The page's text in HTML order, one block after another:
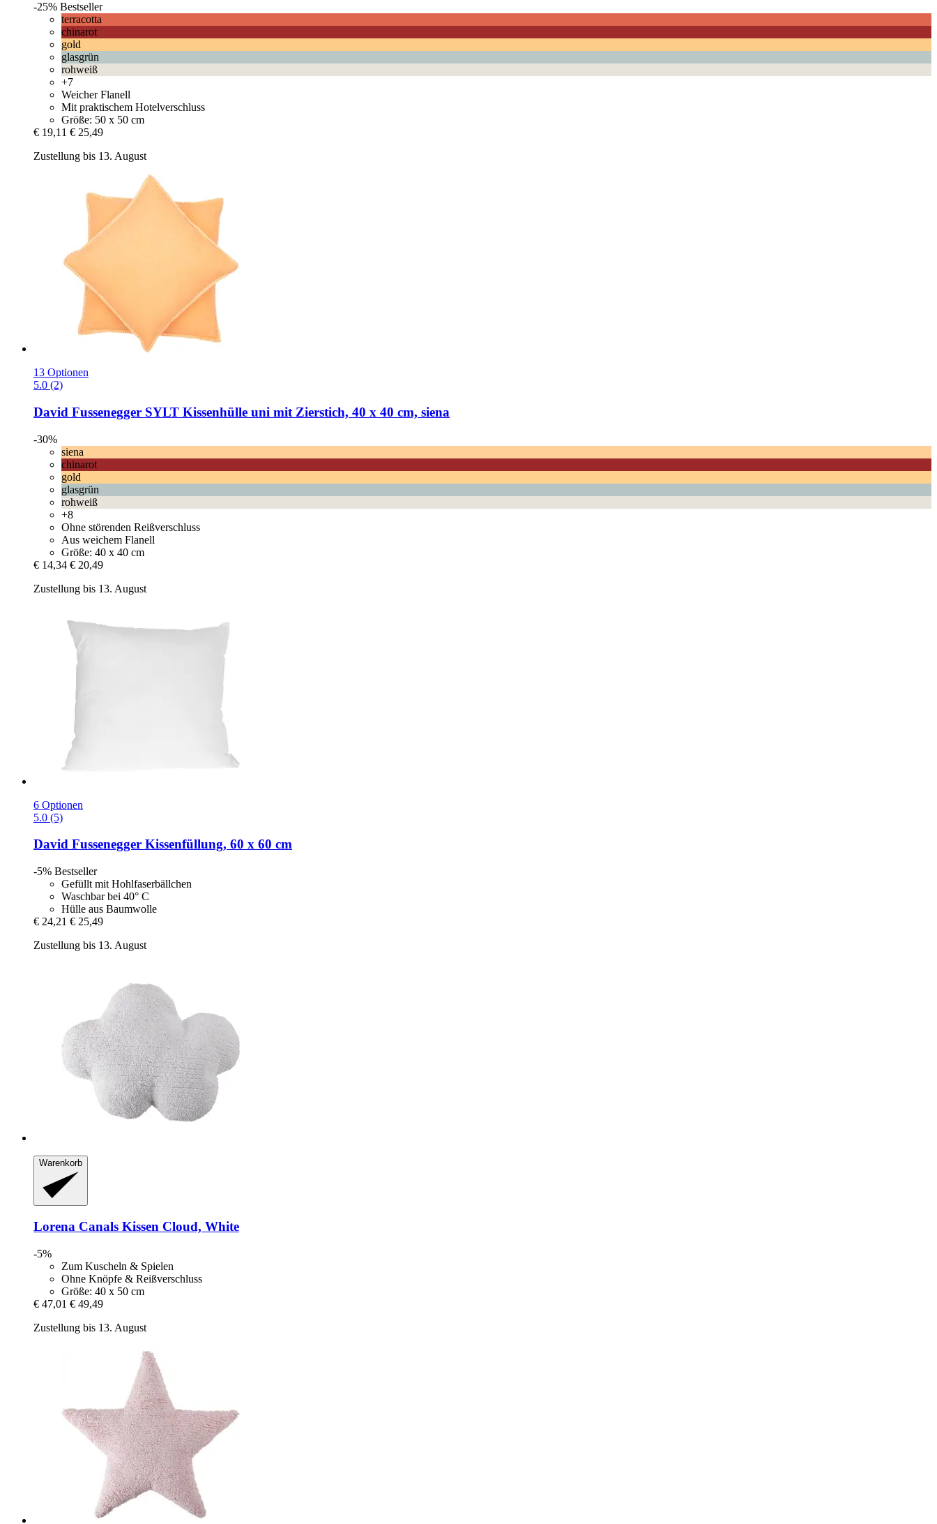
-25% Bestseller
terracotta
chinarot
gold
glasgrün
rohweiß
+7
Weicher Flanell
Mit praktischem Hotelverschluss
Größe: 50 x 50 cm
€ 19,11 € 25,49
Zustellung bis 13. August
13 Optionen
5.0 (2)
David Fussenegger SYLT Kissenhülle uni mit Zierstich, 40 x 40 cm, siena
-30%
siena
chinarot
gold
glasgrün
rohweiß
+8
Ohne störenden Reißverschluss
Aus weichem Flanell
Größe: 40 x 40 cm
€ 14,34 € 20,49
Zustellung bis 13. August
6 Optionen
5.0 (5)
David Fussenegger Kissenfüllung, 60 x 60 cm
-5% Bestseller
Gefüllt mit Hohlfaserbällchen
Waschbar bei 40° C
Hülle aus Baumwolle
€ 24,21 € 25,49
Zustellung bis 13. August
Warenkorb
Lorena Canals Kissen Cloud, White
-5%
Zum Kuscheln & Spielen
Ohne Knöpfe & Reißverschluss
Größe: 40 x 50 cm
€ 47,01 € 49,49
Zustellung bis 13. August